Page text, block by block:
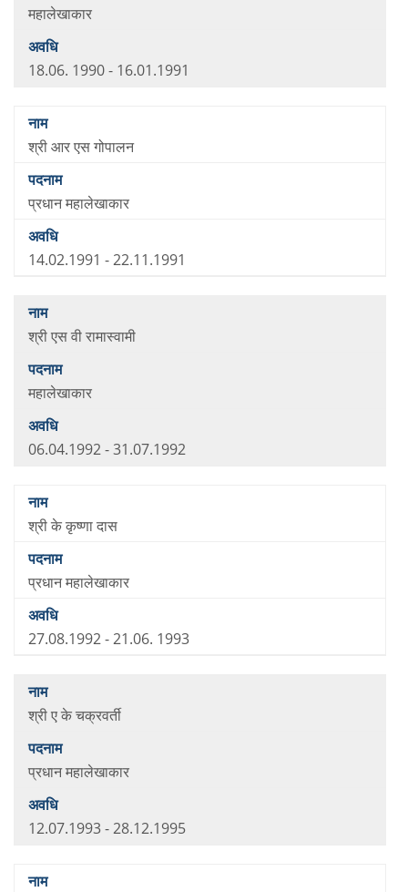
महालेखाकार
18.06. 1990 - 16.01.1991
श्री आर एस गोपालन
प्रधान महालेखाकार
14.02.1991 - 22.11.1991
श्री एस वी रामास्वामी
महालेखाकार
06.04.1992 - 31.07.1992
श्री के कृष्णा दास
प्रधान महालेखाकार
27.08.1992 - 21.06. 1993
श्री ए के चक्रवर्ती
प्रधान महालेखाकार
12.07.1993 - 28.12.1995